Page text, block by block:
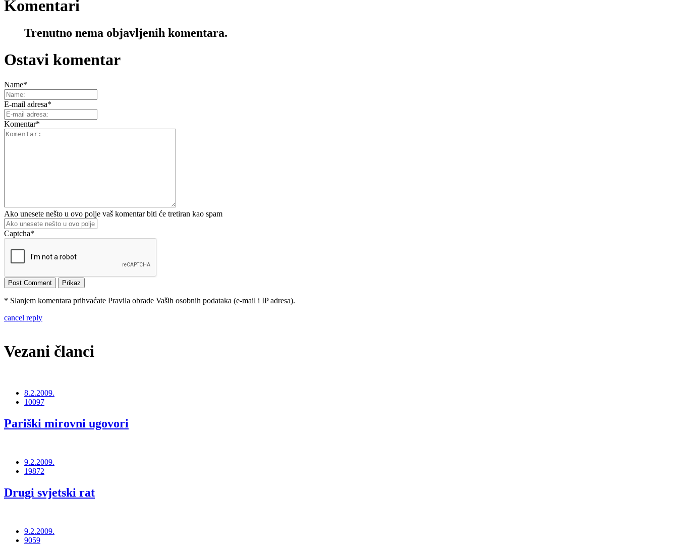
Komentari
Trenutno nema objavljenih komentara.
Ostavi komentar
Name*
E-mail adresa*
Komentar*
Ako unesete nešto u ovo polje vaš komentar biti će tretiran kao spam
Captcha*
* Slanjem komentara prihvaćate Pravila obrade Vaših osobnih podataka (e-mail i IP adresa).
cancel reply
Vezani članci
8.2.2009.
10097
Pariški mirovni ugovori
9.2.2009.
19872
Drugi svjetski rat
9.2.2009.
9059